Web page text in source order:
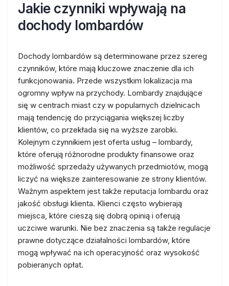
Jakie czynniki wpływają na
dochody lombardów
Dochody lombardów są determinowane przez szereg
czynników, które mają kluczowe znaczenie dla ich
funkcjonowania. Przede wszystkim lokalizacja ma
ogromny wpływ na przychody. Lombardy znajdujące
się w centrach miast czy w popularnych dzielnicach
mają tendencję do przyciągania większej liczby
klientów, co przekłada się na wyższe zarobki.
Kolejnym czynnikiem jest oferta usług – lombardy,
które oferują różnorodne produkty finansowe oraz
możliwość sprzedaży używanych przedmiotów, mogą
liczyć na większe zainteresowanie ze strony klientów.
Ważnym aspektem jest także reputacja lombardu oraz
jakość obsługi klienta. Klienci często wybierają
miejsca, które cieszą się dobrą opinią i oferują
uczciwe warunki. Nie bez znaczenia są także regulacje
prawne dotyczące działalności lombardów, które
mogą wpływać na ich operacyjność oraz wysokość
pobieranych opłat.